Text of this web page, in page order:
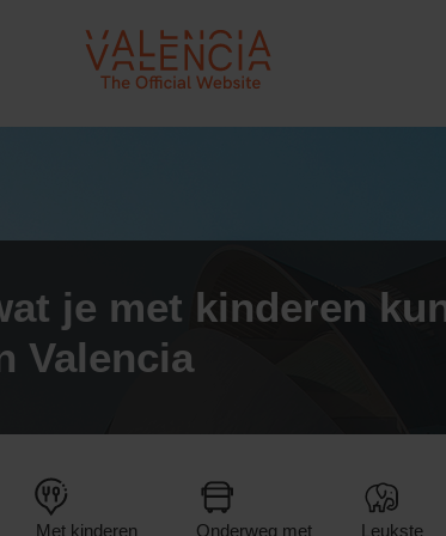
je met kinderen
Valencia
Met kinderen Onderweg met Leukste